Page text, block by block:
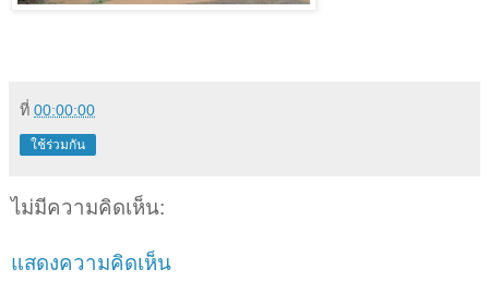
ที่ 00:00:00
ใช้ร่วมกัน
ไม่มีความคิดเห็น:
แสดงความคิดเห็น